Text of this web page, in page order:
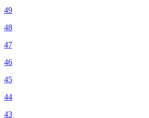
49
48
47
46
45
44
43